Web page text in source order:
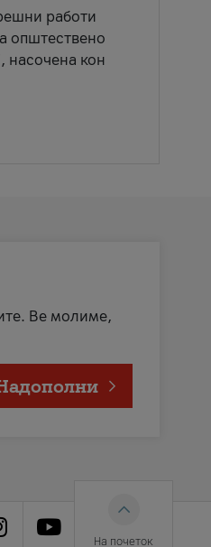
работи
општествено
насочена кон
Ве молиме,
На почеток